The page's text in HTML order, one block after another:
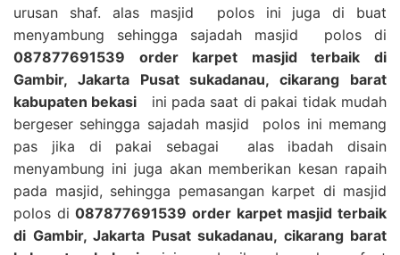
urusan shaf. alas masjid polos ini juga di buat
menyambung sehingga sajadah masjid polos di
087877691539 order karpet masjid terbaik di
Gambir, Jakarta Pusat sukadanau, cikarang barat
kabupaten bekasi ini pada saat di pakai tidak mudah
bergeser sehingga sajadah masjid polos ini memang
pas jika di pakai sebagai alas ibadah disain
menyambung ini juga akan memberikan kesan rapaih
pada masjid, sehingga pemasangan karpet di masjid
polos di087877691539 order karpet masjid terbaik
di Gambir, Jakarta Pusat sukadanau, cikarang barat